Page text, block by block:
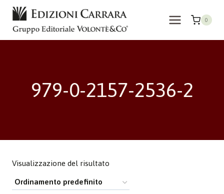
Salta
contenuto
0
979-0-2157-2536-2
Visualizzazione del risultato